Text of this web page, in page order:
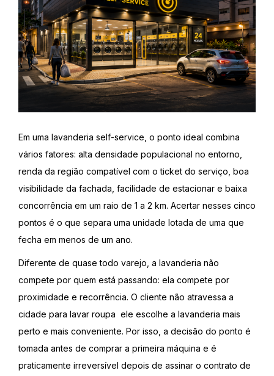
Em uma lavanderia self-service, o ponto ideal combina
vários fatores: alta densidade populacional no entorno,
renda da região compatível com o ticket do serviço, boa
visibilidade da fachada, facilidade de estacionar e baixa
concorrência em um raio de 1 a 2 km. Acertar nesses cinco
pontos é o que separa uma unidade lotada de uma que
fecha em menos de um ano.
Diferente de quase todo varejo, a lavanderia não
compete por quem está passando: ela compete por
proximidade e recorrência. O cliente não atravessa a
cidade para lavar roupa ele escolhe a lavanderia mais
perto e mais conveniente. Por isso, a decisão do ponto é
tomada antes de comprar a primeira máquina e é
praticamente irreversível depois de assinar o contrato de